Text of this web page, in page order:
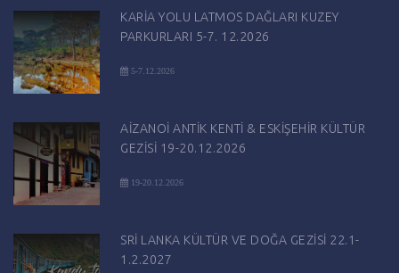
KARİA YOLU LATMOS DAĞLARI KUZEY
PARKURLARI 5-7. 12.2026
5-7.12.2026
AİZANOİ ANTİK KENTİ & ESKİŞEHİR KÜLTÜR
GEZİSİ 19-20.12.2026
19-20.12.2026
SRİ LANKA KÜLTÜR VE DOĞA GEZİSİ 22.1-
1.2.2027